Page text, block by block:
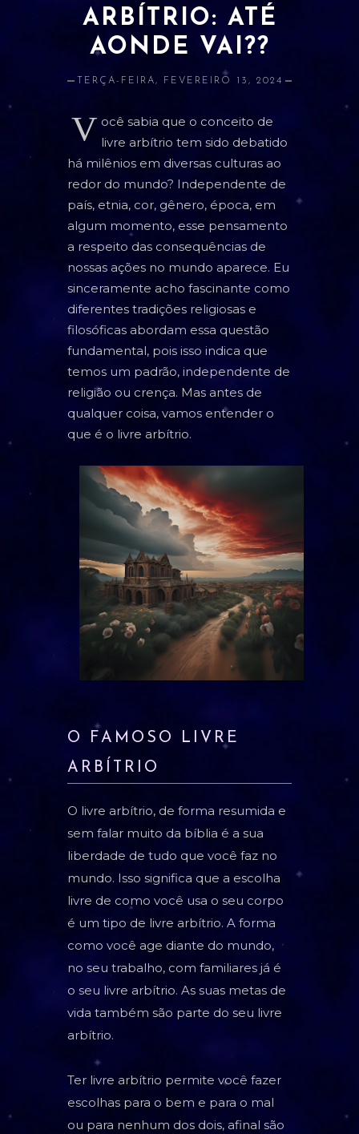
ATRAÇÃO E AMOR PRÓPRIO
BANIMENTO
CLARIVIDÊNCIA
ESTUDOS E RELACIONADOS
DINHEIRO
LIMPEZA
PROSPERIDADE
PROTEÇÃO
ORÁCULOS
TAROT
CARTOMANCIA
BARALHO VOVÓ CIGANA
RUNAS NÓRDICAS
RUNAS DE BRUXA
GRIMÓRIO
ARBÍTRIO: ATÉ
AONDE VAI??
TERÇA-FEIRA, FEVEREIRO 13, 2024
V ocê sabia que o conceito de
livre arbítrio tem sido debatido
há milênios em diversas culturas ao
redor do mundo? Independente de
país, etnia, cor, gênero, época, em
algum momento, esse pensamento
a respeito das consequências de
nossas ações no mundo aparece. Eu
sinceramente acho fascinante como
diferentes tradições religiosas e
filosóficas abordam essa questão
fundamental, pois isso indica que
temos um padrão, independente de
religião ou crença. Mas antes de
qualquer coisa, vamos entender o
que é o livre arbítrio.
O FAMOSO LIVRE
ARBÍTRIO
O livre arbítrio, de forma resumida e
sem falar muito da bíblia é a sua
liberdade de tudo que você faz no
mundo. Isso significa que a escolha
livre de como você usa o seu corpo
é um tipo de livre arbítrio. A forma
como você age diante do mundo,
no seu trabalho, com familiares já é
o seu livre arbítrio. As suas metas de
vida também são parte do seu livre
arbítrio.
Ter livre arbítrio permite você fazer
escolhas para o bem e para o mal
ou para nenhum dos dois, afinal são